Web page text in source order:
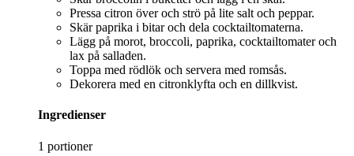
Pressa citron över och strö på lite salt och peppar.
Skär paprika i bitar och dela cocktailtomaterna.
Lägg på morot, broccoli, paprika, cocktailtomater och
lax på salladen.
Toppa med rödlök och servera med romsås.
Dekorera med en citronklyfta och en dillkvist.
Ingredienser
1 portioner